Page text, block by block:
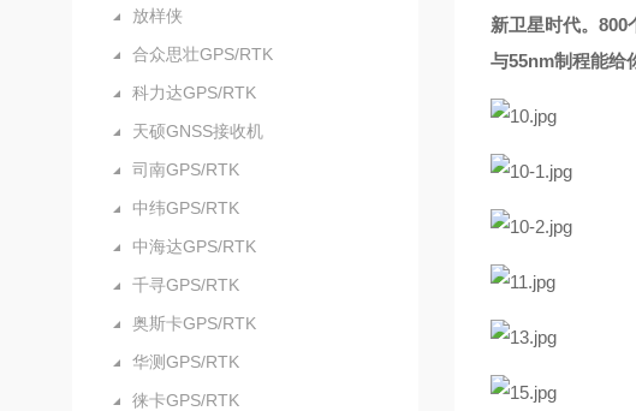
放样侠
合众思壮GPS/RTK
科力达GPS/RTK
天硕GNSS接收机
司南GPS/RTK
中纬GPS/RTK
中海达GPS/RTK
千寻GPS/RTK
奥斯卡GPS/RTK
华测GPS/RTK
徕卡GPS/RTK
新卫星时代。
与55nm制程能给